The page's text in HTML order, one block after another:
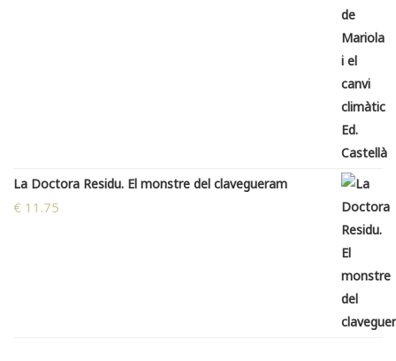
La Doctora Residu. El monstre del clavegueram
€ 11.75